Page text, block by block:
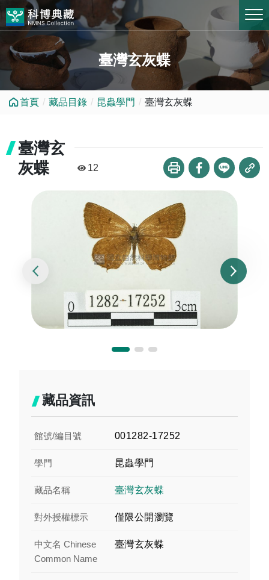
跳到中央內容區塊
臺灣玄灰蝶
首頁 藏品目錄 昆蟲學門 臺灣玄灰蝶
臺灣玄
灰蝶
12
藏品資訊
館號/編目號 001282-17252
學門 昆蟲學門
藏品名稱 臺灣玄灰蝶
對外授權標示 僅限公開瀏覽
中文名 Chinese
Common Name
臺灣玄灰蝶